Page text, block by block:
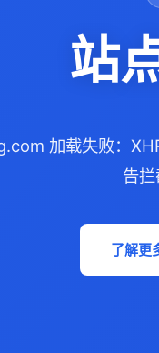
站
加载失败：
告拦
了解更